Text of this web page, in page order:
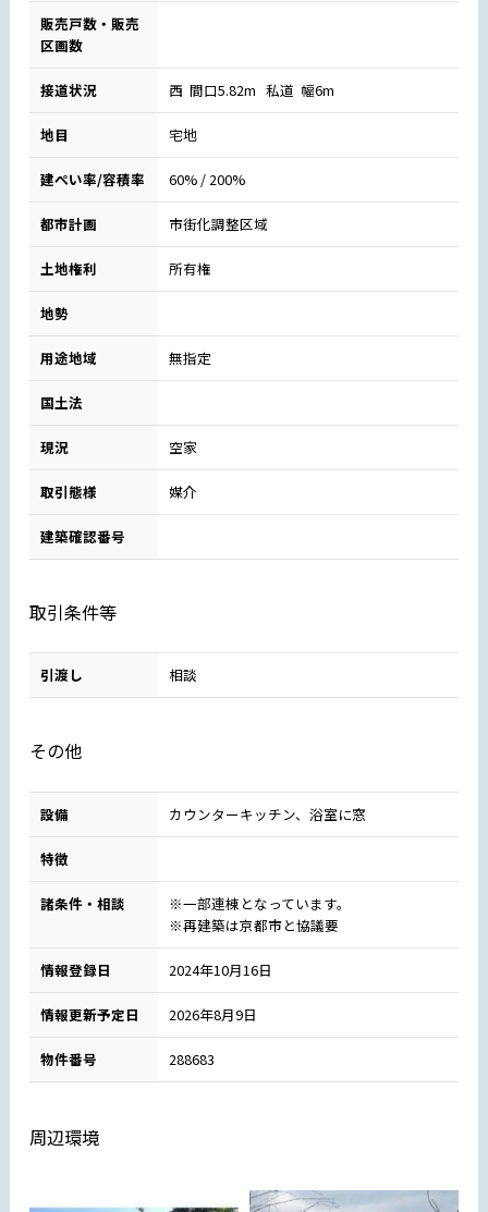
販売戸数・販売
区画数
接道状況 西 間口5.82m 私道 幅6m
地目 宅地
建ぺい率/容積率 60% / 200%
都市計画 市街化調整区域
土地権利 所有権
地勢
用途地域 無指定
国土法
現況 空家
取引態様 媒介
建築確認番号
取引条件等
引渡し 相談
その他
設備 カウンターキッチン、浴室に窓
特徴
諸条件・相談
※一部連棟となっています。
※再建築は京都市と協議要
情報登録日 2024年10月16日
情報更新予定日 2026年8月9日
物件番号 288683
周辺環境